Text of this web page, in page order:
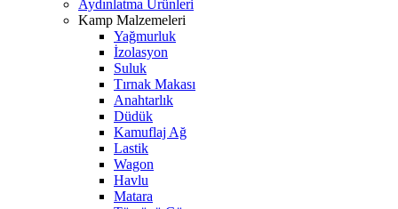
Aydınlatma Ürünleri
Kamp Malzemeleri
Yağmurluk
İzolasyon
Suluk
Tırnak Makası
Anahtarlık
Düdük
Kamuflaj Ağ
Lastik
Wagon
Havlu
Matara